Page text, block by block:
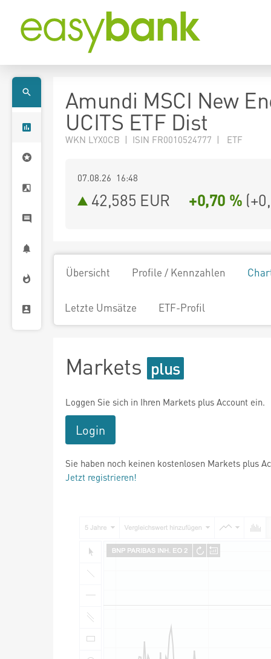
Amundi MSCI New
UCITS ETF Dist
WKN LYX0CB | ISIN FR0010524777 | ETF
07.08.26 16:48
42,585 EUR +0,70 % (
Übersicht Profile / Kennzahlen
Letzte Umsätze ETF-Profil
Markets
Loggen Sie sich in Ihren Markets plus Account ein.
Login
Sie haben noch keinen kostenlosen Markets plus
Jetzt registrieren!